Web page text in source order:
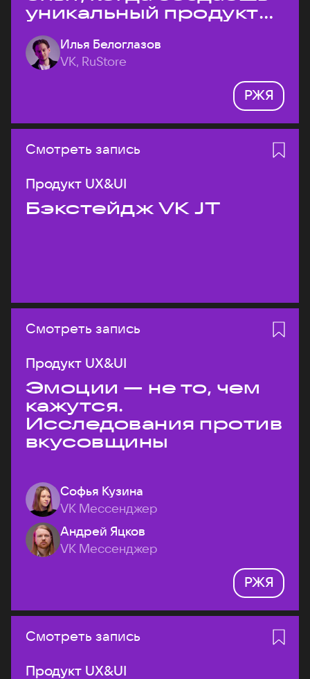
уникальный продукт
на рынке?
Илья Белоглазов
VK, RuStore
РЖЯ
Смотреть запись
Продукт UX&UI
Бэкстейдж VK JT
Смотреть запись
Продукт UX&UI
Эмоции — не то, чем
кажутся.
Исследования против
вкусовщины
Софья Кузина
VK Мессенджер
Андрей Яцков
VK Мессенджер
РЖЯ
Смотреть запись
Продукт UX&UI